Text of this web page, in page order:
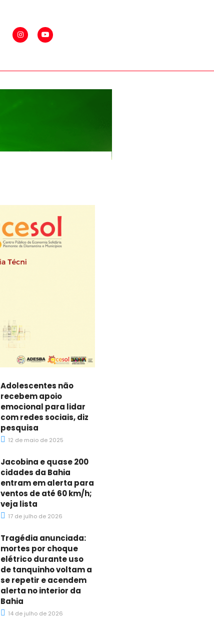
Adolescentes não
recebem apoio
emocional para lidar
com redes sociais, diz
pesquisa
12 de maio de 2025
Jacobina e quase 200
cidades da Bahia
entram em alerta para
ventos de até 60 km/h;
veja lista
17 de julho de 2026
Tragédia anunciada:
mortes por choque
elétrico durante uso
de tanquinho voltam a
se repetir e acendem
alerta no interior da
Bahia
14 de julho de 2026